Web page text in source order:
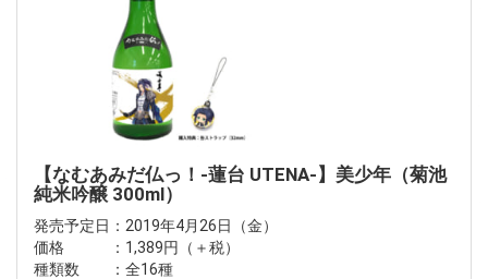
【なむあみだ仏っ！-蓮台 UTENA-】美少年（菊池
純米吟醸 300ml）
発売予定日：2019年4月26日（金）
価格 ：1,389円（＋税）
種類数 ：全16種